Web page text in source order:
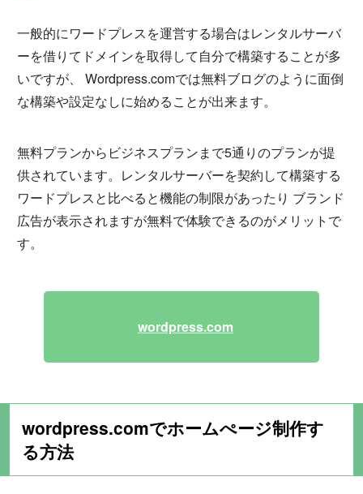
一般的にワードプレスを運営する場合はレンタルサーバ
ーを借りてドメインを取得して自分で構築することが多
いですが、 Wordpress.comでは無料ブログのように面倒
な構築や設定なしに始めることが出来ます。
無料プランからビジネスプランまで5通りのプランが提
供されています。レンタルサーバーを契約して構築する
ワードプレスと比べると機能の制限があったり ブランド
広告が表示されますが無料で体験できるのがメリットで
す。
wordpress.com
wordpress.comでホームぺージ制作す
る方法